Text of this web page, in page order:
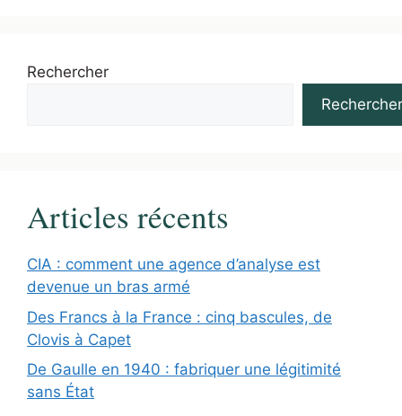
Rechercher
Rechercher
Articles récents
CIA : comment une agence d’analyse est
devenue un bras armé
Des Francs à la France : cinq bascules, de
Clovis à Capet
De Gaulle en 1940 : fabriquer une légitimité
sans État